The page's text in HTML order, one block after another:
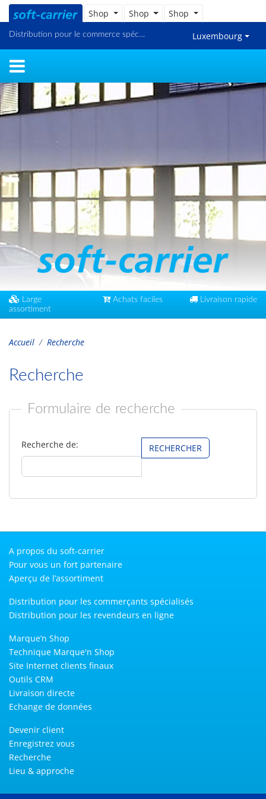
Shop Shop Shop
Distribution pour le commerce spécialisé et en ligne Luxembourg
Large
assortiment
Achats faciles Livraison rapide
Accueil Recherche
Recherche
Formulaire de recherche
Recherche de:
A propos du soft-carrier
Pour vous un fort partenaire
Aperçu de l’assortiment
Distribution pour les commerçants spécialisés
Distribution pour les revendeurs en ligne
Marque’n Shop
Technique Marque'n Shop
Site Internet clients finaux
Outils CRM
Livraison directe
Echange de données
Devenir client
Enregistrez vous
Recherche
Lieu & approche